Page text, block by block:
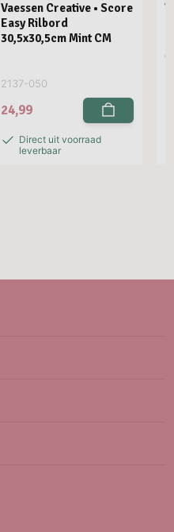
Vaessen Creative • Score
Easy Rilbord
30,5x30,5cm Mint CM
2137-050
24,99
Direct uit voorraad
leverbaar